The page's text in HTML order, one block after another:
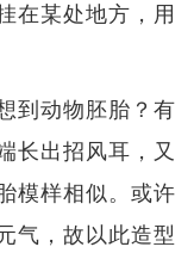
在某处地方，用
到动物胚胎？有
长出招风耳，又
模样相似。或许
气，故以此造型